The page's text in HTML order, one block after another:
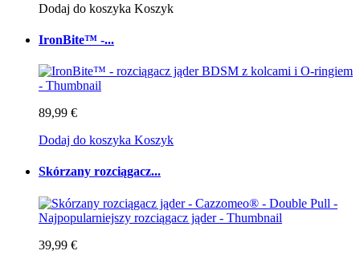
Dodaj do koszyka Koszyk
IronBite™ -...
89,99 €
Dodaj do koszyka Koszyk
Skórzany rozciągacz...
39,99 €